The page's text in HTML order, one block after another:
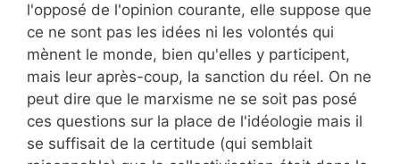
l'opposé de l'opinion courante, elle suppose que
ce ne sont pas les idées ni les volontés qui
mènent le monde, bien qu'elles y participent,
mais leur après-coup, la sanction du réel. On ne
peut dire que le marxisme ne se soit pas posé
ces questions sur la place de l'idéologie mais il
se suffisait de la certitude (qui semblait